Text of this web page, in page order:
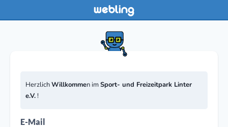
HerzlichWillkommen imSport- und Freizeitpark Linter
e.V.!
E-Mail